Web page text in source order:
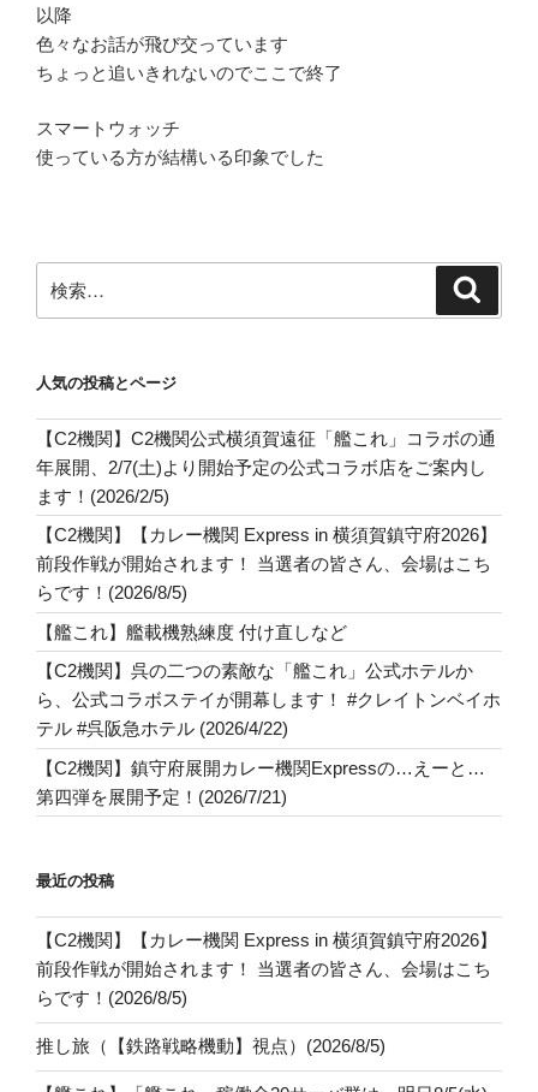
以降
色々なお話が飛び交っています
ちょっと追いきれないのでここで終了
スマートウォッチ
使っている方が結構いる印象でした
索:
人気の投稿とページ
【C2機関】C2機関公式横須賀遠征「艦これ」コラボの通
年展開、2/7(土)より開始予定の公式コラボ店をご案内し
ます！(2026/2/5)
【C2機関】【カレー機関 Express in 横須賀鎮守府2026】
前段作戦が開始されます！ 当選者の皆さん、会場はこち
らです！(2026/8/5)
【艦これ】艦載機熟練度 付け直しなど
【C2機関】呉の二つの素敵な「艦これ」公式ホテルか
ら、公式コラボステイが開幕します！ #クレイトンベイホ
テル #呉阪急ホテル (2026/4/22)
【C2機関】鎮守府展開カレー機関Expressの…えーと…
第四弾を展開予定！(2026/7/21)
最近の投稿
【C2機関】【カレー機関 Express in 横須賀鎮守府2026】
前段作戦が開始されます！ 当選者の皆さん、会場はこち
らです！(2026/8/5)
推し旅（【鉄路戦略機動】視点）(2026/8/5)